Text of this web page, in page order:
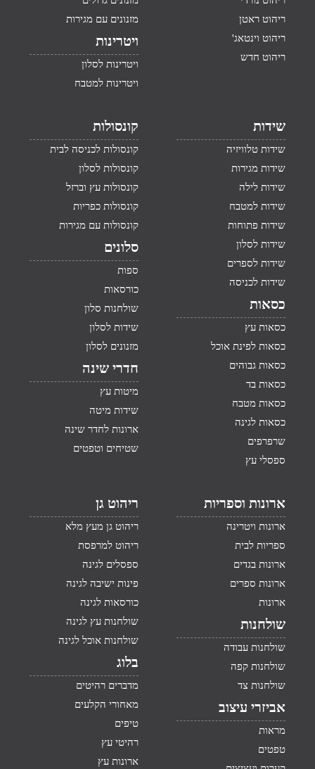
ריהוט ראטן
ריהוט וינטאג'
ריהוט חדש
מזנונים עם מגירות
ויטרינות
ויטרינות לסלון
ויטרינות למטבח
שידות
שידות טלוויזיה
שידות מגירות
שידות לילה
שידות למטבח
שידות פתוחות
שידות לסלון
שידות לספרים
שידות לכניסה
כסאות
כסאות עץ
כסאות לפינת אוכל
כסאות גבוהים
כסאות בד
כסאות מטבח
כסאות לגינה
שרפרפים
ספסלי עץ
קונסולות
קונסולות לכניסה לבית
קונסולות לסלון
קונסולות עץ וברזל
קונסולות כפריות
קונסולות עם מגירות
סלונים
ספות
כורסאות
שולחנות סלון
שידות לסלון
מזנונים לסלון
חדרי שינה
מיטות עץ
שידות מיטה
ארונות לחדר שינה
שטיחים וטפטים
ארונות וספריות
ארונות ויטרינה
ספריות לבית
ארונות בגדים
ארונות ספרים
ארונות
שולחנות
שולחנות עבודה
שולחנות קפה
שולחנות צד
אביזרי עיצוב
מראות
טפטים
ריהוט גן
ריהוט גן מעץ מלא
ריהוט למרפסת
ספסלים לגינה
פינות ישיבה לגינה
כורסאות לגינה
שולחנות עץ לגינה
שולחנות אוכל לגינה
בלוג
מדברים רהיטים
מאחורי הקלעים
טיפים
רהיטי עץ
ארונות עץ